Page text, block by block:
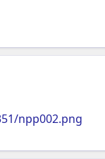
npp002.png